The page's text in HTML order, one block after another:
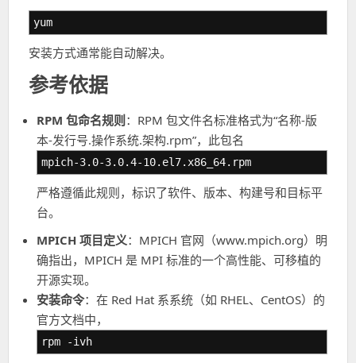
yum
安装方式通常能自动解决。
参考依据
RPM 包命名规则 ：RPM 包文件名标准格式为“名称-版
本-发行号.操作系统.架构.rpm”，此包名
mpich-3.0-3.0.4-10.el7.x86_64.rpm
严格遵循此规则，标识了软件、版本、构建号和目标平
台。
MPICH 项目定义：MPICH 官网（www.mpich.org）明
确指出，MPICH 是 MPI 标准的一个高性能、可移植的
开源实现。
安装命令：在 Red Hat 系系统（如 RHEL、CentOS）的
官方文档中，
rpm -ivh